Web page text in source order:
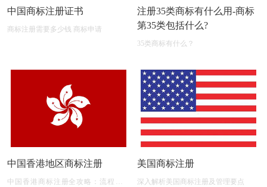
中国商标注册证书
商标注册需要多少钱 商标申请
注册35类商标有什么用-商标
第35类包括什么?
35类商标有什么？
中国香港地区商标注册
中国香港商标注册全攻略：流程、材
美国商标注册
深入解析美国商标注册及管理要点